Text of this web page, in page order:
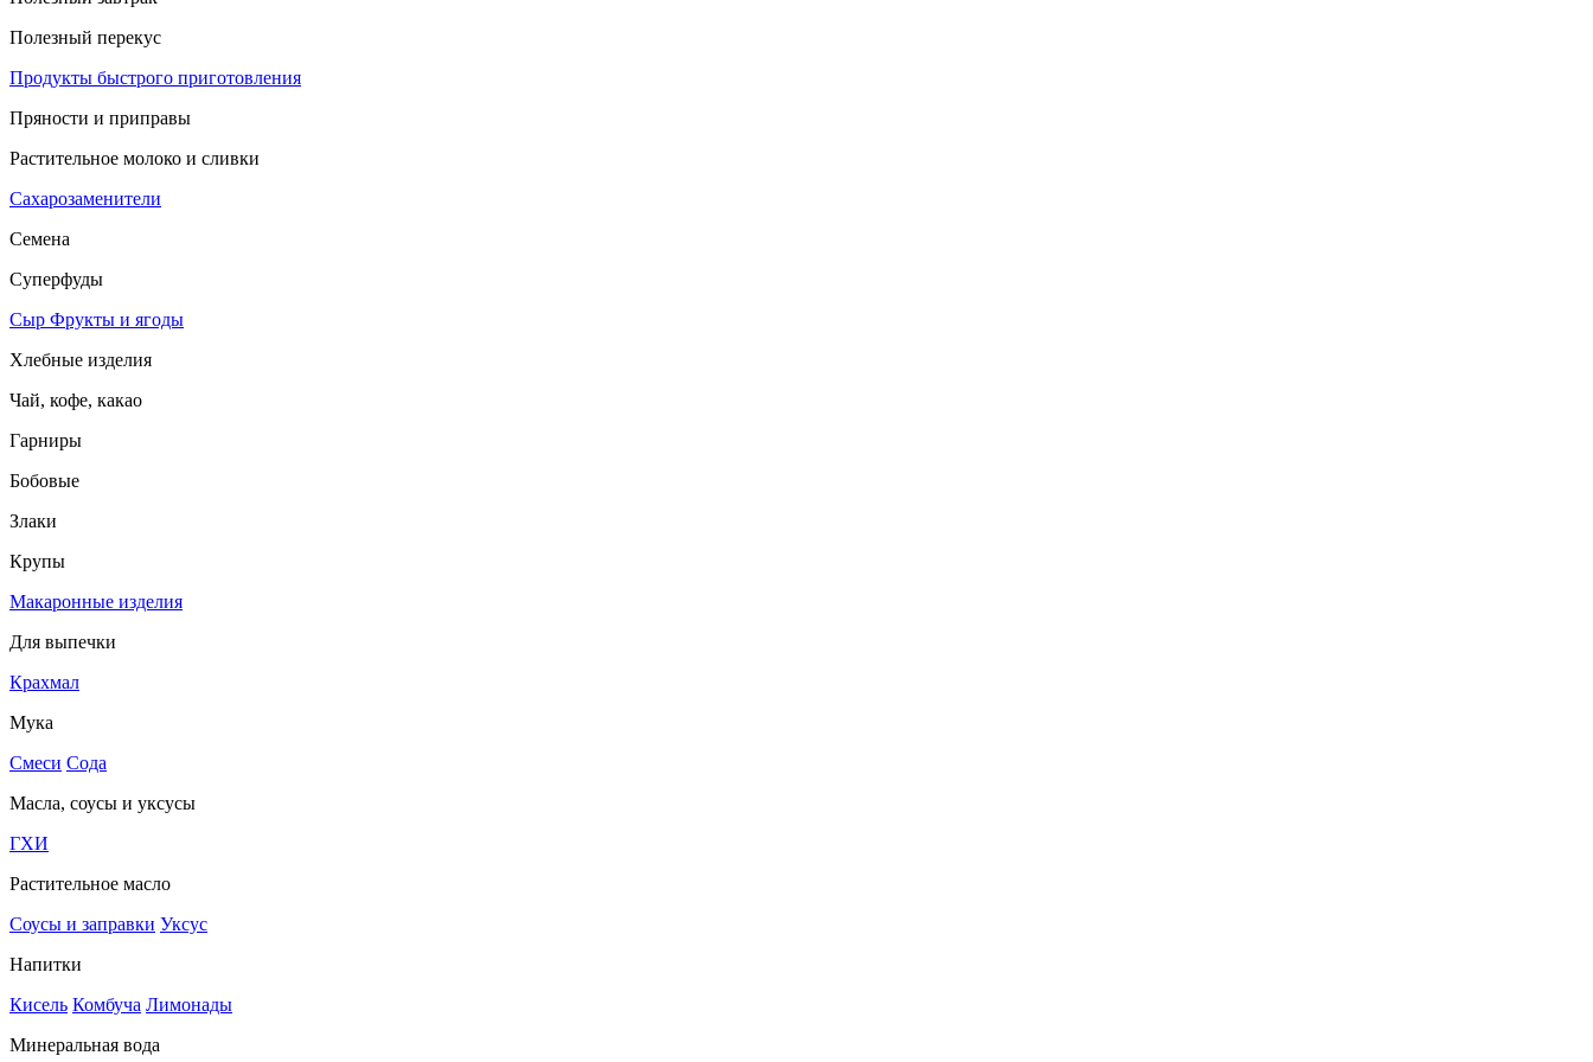
Полезный перекус
Продукты быстрого приготовления
Пряности и приправы
Растительное молоко и сливки
Сахарозаменители
Семена
Суперфуды
Сыр Фрукты и ягоды
Хлебные изделия
Чай, кофе, какао
Гарниры
Бобовые
Злаки
Крупы
Макаронные изделия
Для выпечки
Крахмал
Мука
Смеси Сода
Масла, соусы и уксусы
ГХИ
Растительное масло
Соусы и заправки Уксус
Напитки
Кисель Комбуча Лимонады
Минеральная вода